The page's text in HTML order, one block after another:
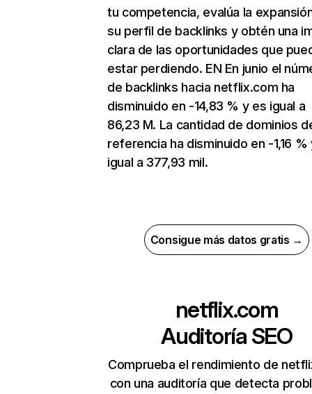
tu competencia, evalúa la
su perfil de backlinks y obtén una
clara de las oportunidades que
estar perdiendo. EN En junio el
de backlinks hacia netflix.com ha
disminuido en -14,83 % y es igual a
86,23 M. La cantidad de dominios
referencia ha disminuido en -1,16 %
igual a 377,93 mil.
Consigue más datos gratis →
netflix.com
Auditoría SEO
Comprueba el rendimiento de
con una auditoría que detecta